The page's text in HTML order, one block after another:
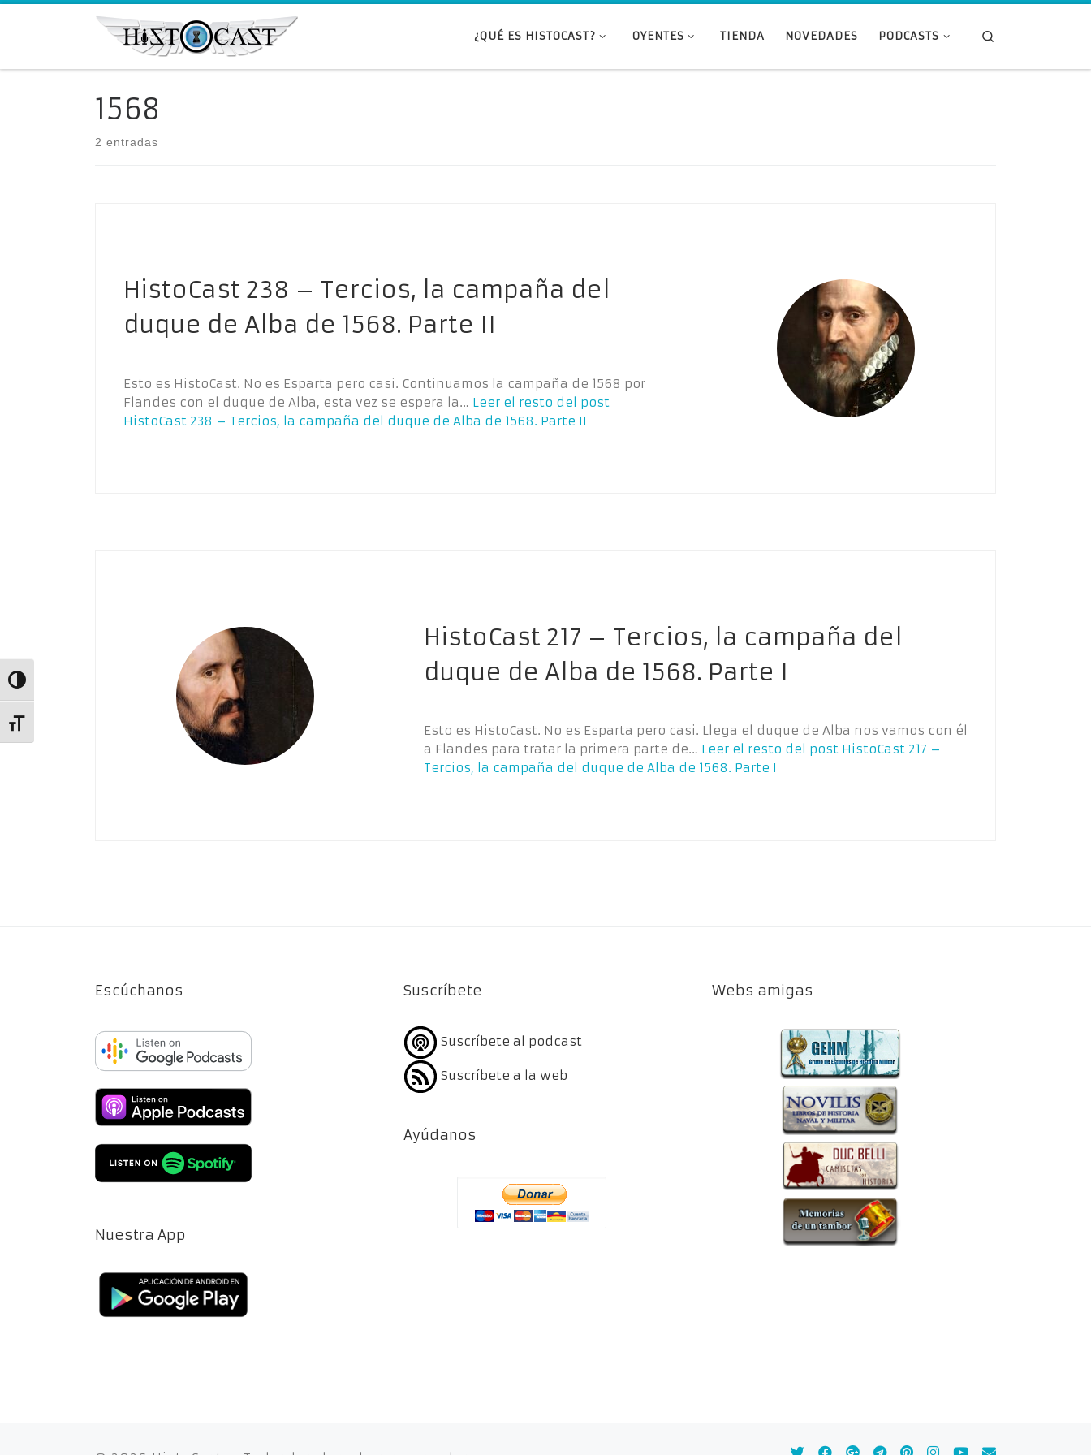
Alternar alto contraste
Alternar tamaño de letra
Saltar al contenido
¿QUÉ ES HISTOCAST? OYENTES TIENDA NOVEDADES PODCASTS
1568
2 entradas
HistoCast 238 – Tercios, la campaña del
duque de Alba de 1568. Parte II
Esto es HistoCast. No es Esparta pero casi. Continuamos la campaña de 1568 por
Flandes con el duque de Alba, esta vez se espera la… Leer el resto del post
HistoCast 238 – Tercios, la campaña del duque de Alba de 1568. Parte II
HistoCast 217 – Tercios, la campaña del
duque de Alba de 1568. Parte I
Esto es HistoCast. No es Esparta pero casi. Llega el duque de Alba nos vamos con él
a Flandes para tratar la primera parte de… Leer el resto del post HistoCast 217 –
Tercios, la campaña del duque de Alba de 1568. Parte I
Escúchanos
Nuestra App
Suscríbete
Suscríbete al podcast
Suscríbete a la web
Ayúdanos
Webs amigas